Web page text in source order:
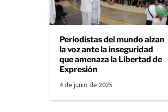
Periodistas del mundo alzan
la voz ante la inseguridad
que amenaza la Libertad de
Expresión
4 de junio de 2025